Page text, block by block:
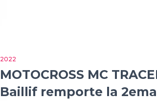
2022
MOTOCROSS MC
Baillif remporte la